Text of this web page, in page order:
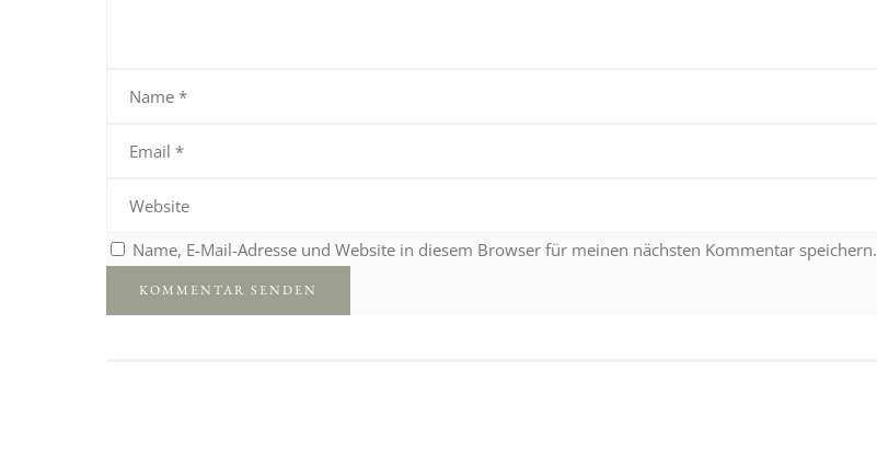
Name, E-Mail-Adresse und Website in diesem Browser für meinen nächsten Kommentar speichern.